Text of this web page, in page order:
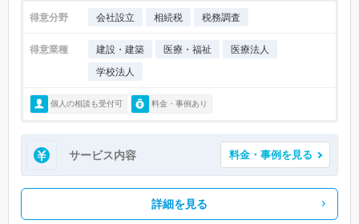
得意分野 会社設立 相続税 税務調査
得意業種 建設・建築 医療・福祉
医療法人
学校法人
個人の相談も受付可 料金・事例あり
サービス内容 料金・事例を見る
詳細を見る